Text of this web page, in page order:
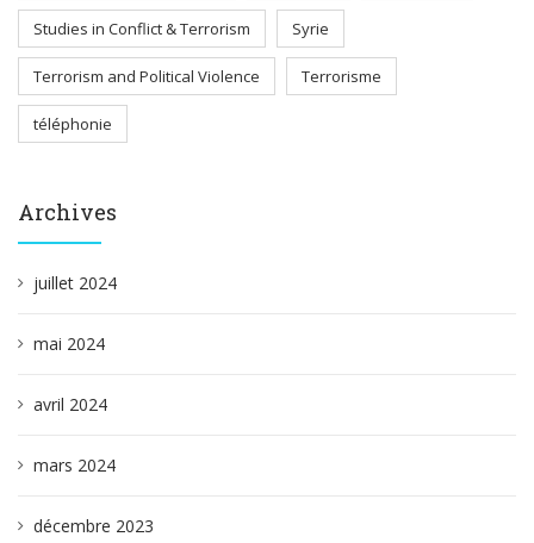
Studies in Conflict & Terrorism Syrie
Terrorism and Political Violence Terrorisme
téléphonie
Archives
juillet 2024
mai 2024
avril 2024
mars 2024
décembre 2023